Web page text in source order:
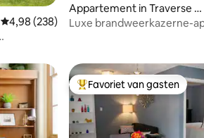
Gemiddelde beoordeling van 4,98 uit 5,
4,98 (238)
Appartement in Traverse Ci
ty
Luxe brandweerkazerne-
Topfavoriet van gasten
Favoriet van gasten